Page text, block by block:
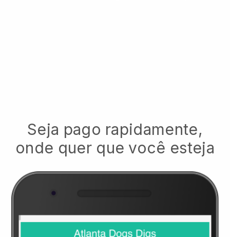
Seja pago rapidamente,
onde quer que você esteja